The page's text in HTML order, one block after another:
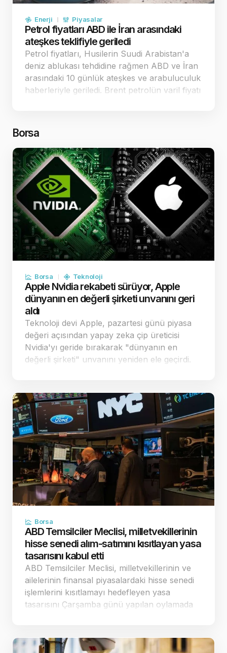
Enerji Piyasalar
Petrol fiyatları ABD ile İran arasındaki
ateşkes teklifiyle geriledi
Petrol fiyatları, Husilerin Suudi Arabistan'a
deniz ablukası tehdidine rağmen ABD ve İran
arasındaki 10 günlük ateşkes ve arabuluculuk
haberleriyle geriledi. Brent petrolün varil fiyatı
Borsa
Borsa Teknoloji
Apple Nvidia rekabeti sürüyor, Apple
dünyanın en değerli şirketi unvanını geri
aldı
Teknoloji devi Apple, pazartesi günü piyasa
değeri açısından yapay zeka çip üreticisi
Nvidia'yı geride bırakarak "dünyanın en
değerli şirketi" unvanını yeniden ele geçirdi.
pozi…
Borsa
ABD Temsilciler Meclisi, milletvekillerinin
hisse senedi alım-satımını kısıtlayan yasa
tasarısını kabul etti
ABD Temsilciler Meclisi, milletvekillerinin ve
ailelerinin finansal piyasalardaki hisse senedi
işlemlerini kısıtlamayı hedefleyen yasa
tasarısını Çarşamba günü yapılan oylamada
düzenlemeler…